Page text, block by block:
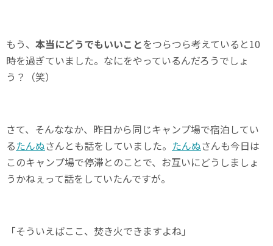
もう、 本当にどうでもいいことをつらつら考えていると10
時を過ぎていました。なにをやっているんだろうでしょ
う？（笑）
さて、そんななか、昨日から同じキャンプ場で宿泊してい
るたんぬさんとも話をしていました。 たんぬさんも今日は
このキャンプ場で停滞とのことで、お互いにどうしましょ
うかねぇって話をしていたんですが。
「そういえばここ、焚き火できますよね」